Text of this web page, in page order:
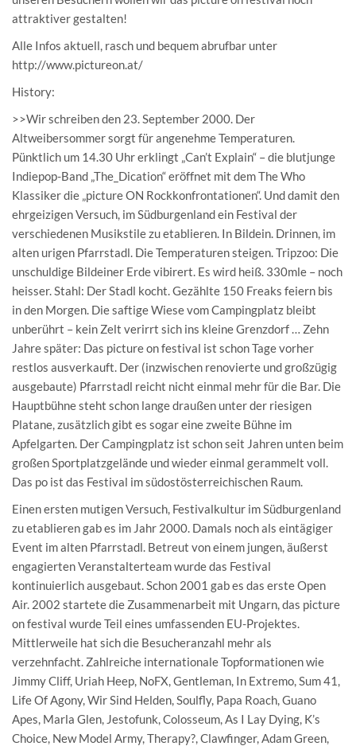
attraktiver gestalten!
Alle Infos aktuell, rasch und bequem abrufbar unter
http://www.pictureon.at/
History:
>>Wir schreiben den 23. September 2000. Der
Altweibersommer sorgt für angenehme Temperaturen.
Pünktlich um 14.30 Uhr erklingt „Can’t Explain“ – die blutjunge
Indiepop-Band „The_Dication“ eröffnet mit dem The Who
Klassiker die „picture ON Rockkonfrontationen“. Und damit den
ehrgeizigen Versuch, im Südburgenland ein Festival der
verschiedenen Musikstile zu etablieren. In Bildein. Drinnen, im
alten urigen Pfarrstadl. Die Temperaturen steigen. Tripzoo: Die
unschuldige Bildeiner Erde vibirert. Es wird heiß. 330mle – noch
heisser. Stahl: Der Stadl kocht. Gezählte 150 Freaks feiern bis
in den Morgen. Die saftige Wiese vom Campingplatz bleibt
unberührt – kein Zelt verirrt sich ins kleine Grenzdorf … Zehn
Jahre später: Das picture on festival ist schon Tage vorher
restlos ausverkauft. Der (inzwischen renovierte und großzügig
ausgebaute) Pfarrstadl reicht nicht einmal mehr für die Bar. Die
Hauptbühne steht schon lange draußen unter der riesigen
Platane, zusätzlich gibt es sogar eine zweite Bühne im
Apfelgarten. Der Campingplatz ist schon seit Jahren unten beim
großen Sportplatzgelände und wieder einmal gerammelt voll.
Das po ist das Festival im südostösterreichischen Raum.
Einen ersten mutigen Versuch, Festivalkultur im Südburgenland
zu etablieren gab es im Jahr 2000. Damals noch als eintägiger
Event im alten Pfarrstadl. Betreut von einem jungen, äußerst
engagierten Veranstalterteam wurde das Festival
kontinuierlich ausgebaut. Schon 2001 gab es das erste Open
Air. 2002 startete die Zusammenarbeit mit Ungarn, das picture
on festival wurde Teil eines umfassenden EU-Projektes.
Mittlerweile hat sich die Besucheranzahl mehr als
verzehnfacht. Zahlreiche internationale Topformationen wie
Jimmy Cliff, Uriah Heep, NoFX, Gentleman, In Extremo, Sum 41,
Life Of Agony, Wir Sind Helden, Soulfly, Papa Roach, Guano
Apes, Marla Glen, Jestofunk, Colosseum, As I Lay Dying, K’s
Choice, New Model Army, Therapy?, Clawfinger, Adam Green,